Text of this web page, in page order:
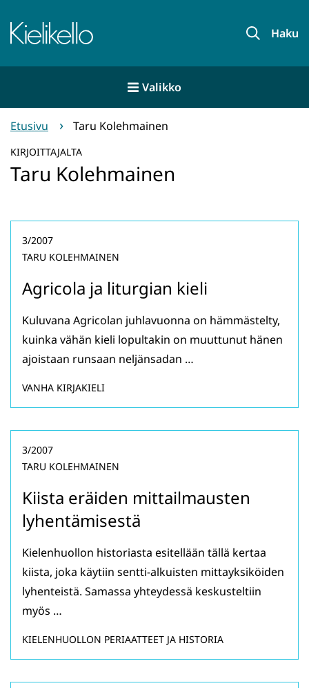
sisältöön
Etusivu Haku
Valikko
Etusivu Taru Kolehmainen
KIRJOITTAJALTA
Taru Kolehmainen
Agricola ja liturgian kieli
3/2007
TARU KOLEHMAINEN
Kuluvana Agricolan juhlavuonna on hämmästelty,
kuinka vähän kieli lopultakin on muuttunut hänen
ajoistaan runsaan neljänsadan …
VANHA KIRJAKIELI
Kiista eräiden mittailmausten
lyhentämisestä
3/2007
TARU KOLEHMAINEN
Kielenhuollon historiasta esitellään tällä kertaa
kiista, joka käytiin sentti-alkuisten mittayksiköiden
lyhenteistä. Samassa yhteydessä keskusteltiin
myös …
KIELENHUOLLON PERIAATTEET JA HISTORIA